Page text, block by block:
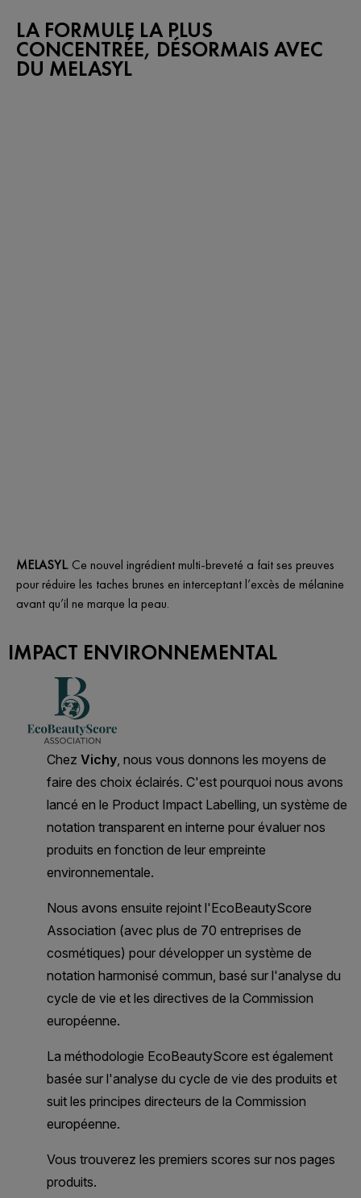
LA FORMULE LA PLUS
CONCENTRÉE, DÉSORMAIS AVEC
DU MELASYL
MELASYL. Ce nouvel ingrédient multi-breveté a fait ses preuves
pour réduire les taches brunes en interceptant l’excès de mélanine
avant qu’il ne marque la peau.
IMPACT ENVIRONNEMENTAL